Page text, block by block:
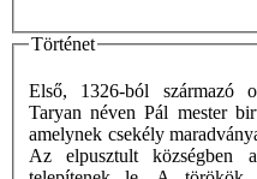
Történet
Első, 1326-ból származó
Taryan néven Pál mester
amelynek csekély
Az elpusztult községben